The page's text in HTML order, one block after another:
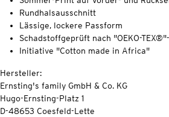
Rundhalsausschnitt
Lässige, lockere Passform
Schadstoffgeprüft nach "OEKO-
Initiative "Cotton made in Africa"
Hersteller:
Ernsting's family GmbH & Co. KG
Hugo-Ernsting-Platz 1
D-48653 Coesfeld-Lette